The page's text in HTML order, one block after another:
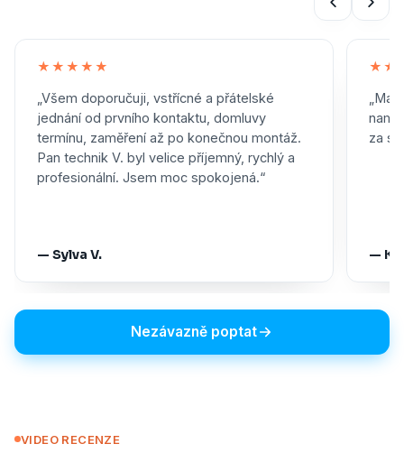
★★★★★
„Všem doporučuji, vstřícné a přátelské
jednání od prvního kontaktu, domluvy
termínu, zaměření až po konečnou montáž.
Pan technik V. byl velice příjemný, rychlý a
profesionální. Jsem moc spokojená.“
— Sylva V.
za
—
Nezávazně poptat
VIDEO RECENZE